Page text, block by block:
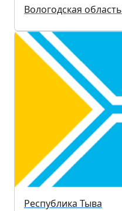
Вологодская область
Республика Тыва